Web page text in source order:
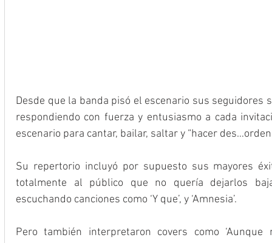
Desde que la banda pisó el escenario sus seguidores
respondiendo con fuerza y entusiasmo a cada
escenario para cantar, bailar, saltar y “hacer
Su repertorio incluyó por supuesto sus mayores
totalmente al público que no quería dejarlos
escuchando canciones como ‘Y que’, y ‘Amnesia’.
Pero también interpretaron covers como ‘Aunque